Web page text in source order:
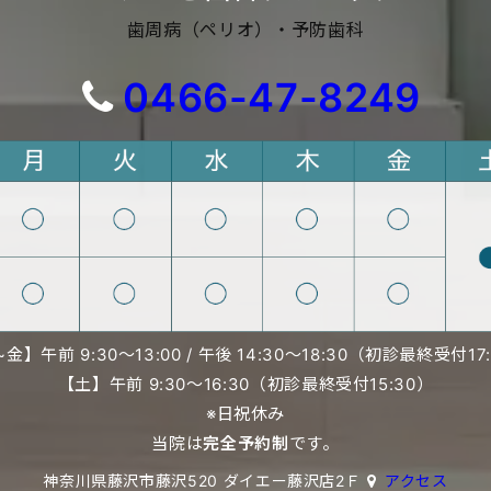
歯周病（ペリオ）・予防歯科
0466-47-8249
金】午前 9:30〜13:00 / 午後 14:30〜18:30（初診最終受付
【土】午前 9:30〜16:30（初診最終受付15:30）
※日祝休み
当院は完全予約制 です。
神奈川県藤沢市藤沢520 ダイエー藤沢店2Ｆ アクセス